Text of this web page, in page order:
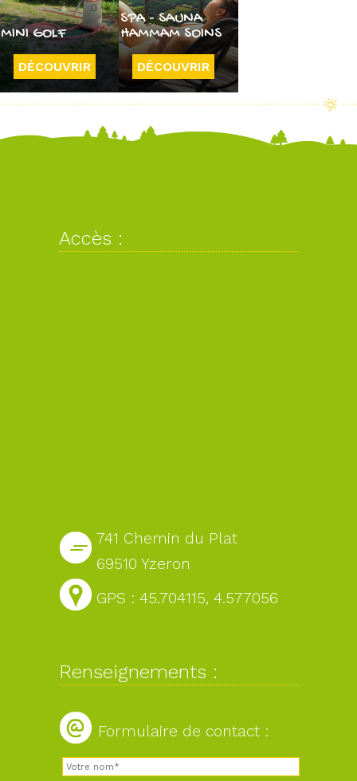
MINI GOLF
DÉCOUVRIR
SPA - SAUNA
HAMMAM SOINS
DÉCOUVRIR
Accès :
741 Chemin du Plat
69510 Yzeron
GPS : 45.704115, 4.577056
Renseignements :
Formulaire de contact :